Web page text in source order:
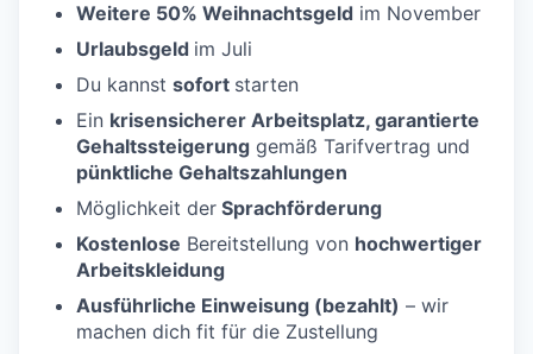
Weitere 50% Weihnachtsgeld im November
Urlaubsgeld im Juli
Du kannst sofort starten
Ein krisensicherer Arbeitsplatz, garantierte
Gehaltssteigerung gemäß Tarifvertrag und
pünktliche Gehaltszahlungen
Möglichkeit der Sprachförderung
Kostenlose Bereitstellung von hochwertiger
Arbeitskleidung
Ausführliche Einweisung (bezahlt) – wir
machen dich fit für die Zustellung